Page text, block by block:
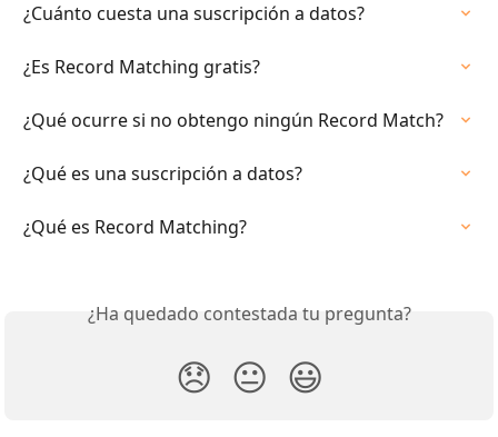
¿Cuánto cuesta una suscripción a datos?
¿Es Record Matching gratis?
¿Qué ocurre si no obtengo ningún Record Match?
¿Qué es una suscripción a datos?
¿Qué es Record Matching?
¿Ha quedado contestada tu pregunta?
😞 😐 😃